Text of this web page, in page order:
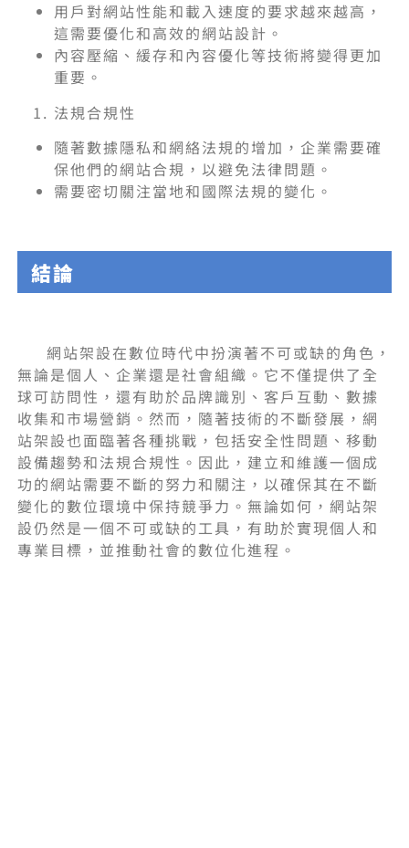
用戶對網站性能和載入速度的要求越來越高，
這需要優化和高效的網站設計。
內容壓縮、緩存和內容優化等技術將變得更加
重要。
法規合規性
隨著數據隱私和網絡法規的增加，企業需要確
保他們的網站合規，以避免法律問題。
需要密切關注當地和國際法規的變化。
結論
網站架設在數位時代中扮演著不可或缺的角色，
無論是個人、企業還是社會組織。它不僅提供了全
球可訪問性，還有助於品牌識別、客戶互動、數據
收集和市場營銷。然而，隨著技術的不斷發展，網
站架設也面臨著各種挑戰，包括安全性問題、移動
設備趨勢和法規合規性。因此，建立和維護一個成
功的網站需要不斷的努力和關注，以確保其在不斷
變化的數位環境中保持競爭力。無論如何，網站架
設仍然是一個不可或缺的工具，有助於實現個人和
專業目標，並推動社會的數位化進程。